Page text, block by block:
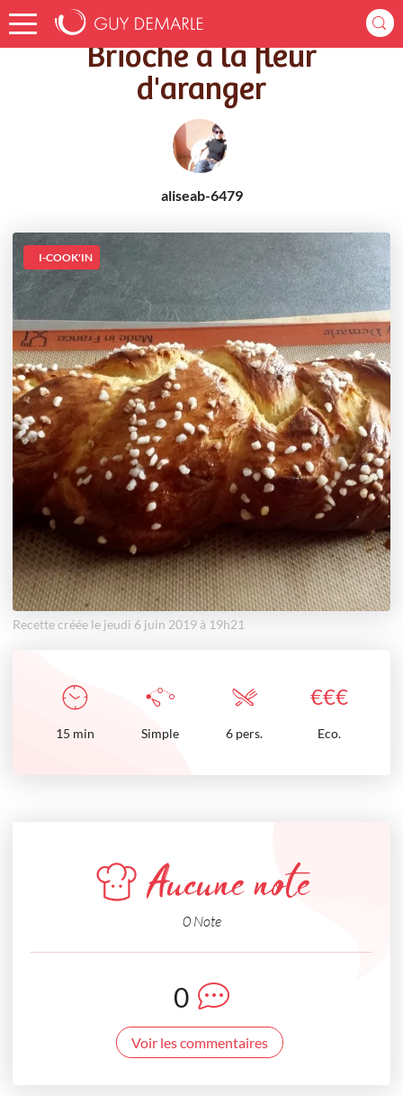
Accueil Recettes Brioche à la fleur d'aranger
Brioche à la fleur
d'aranger
aliseab-6479
I-COOK'IN
Recette créée le jeudi 6 juin 2019 à 19h21
€€€
15 min Simple 6 pers. Eco.
Aucune note
0 Note
0
Voir les commentaires